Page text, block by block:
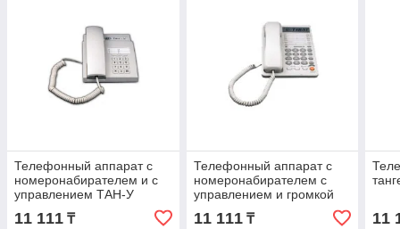
Телефонный аппарат с
номеронабирателем и с
управлением ТАН-У
11 111 ₸
Телефонный аппарат с
номеронабирателем с
управлением и громкой
связью ТАН-УГ
11 111₸ 11